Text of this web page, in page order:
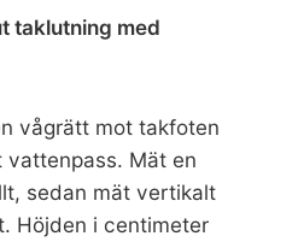
taklutning med
vågrätt mot takfoten
vattenpass. Mät en
sedan mät vertikalt
Höjden i centimeter